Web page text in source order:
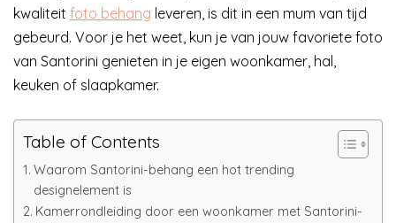
kwaliteit foto behang leveren, is dit in een mum van tijd
gebeurd. Voor je het weet, kun je van jouw favoriete foto
van Santorini genieten in je eigen woonkamer, hal,
keuken of slaapkamer.
Table of Contents
Waarom Santorini-behang een hot trending
designelement is
Kamerrondleiding door een woonkamer met Santorini-